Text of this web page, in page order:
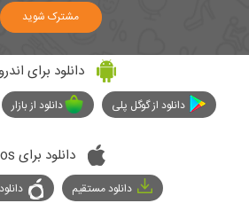
مشترک شوید
دانلود برای
دانلود از گوگل پلی دانلود از بازار
دانلود برای ios
دانلود مستقیم